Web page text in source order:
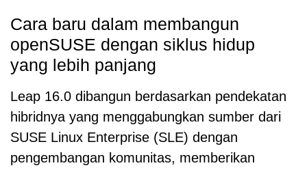
Cara baru dalam membangun
openSUSE dengan siklus hidup
yang lebih panjang
Leap 16.0 dibangun berdasarkan pendekatan
hibridnya yang menggabungkan sumber dari
SUSE Linux Enterprise (SLE) dengan
pengembangan komunitas, memberikan